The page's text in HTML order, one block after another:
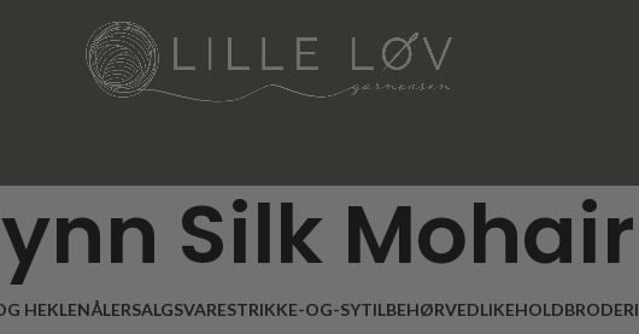
Silk Mohair
HEKLENÅLERSALGSVARESTRIKKE-OG-SYTILBEHØRVEDLIKEHOLDBRODERI